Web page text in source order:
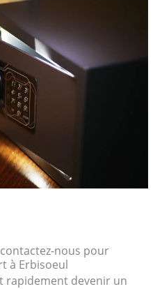
nous pour
à Erbisoeul
rapidement devenir un